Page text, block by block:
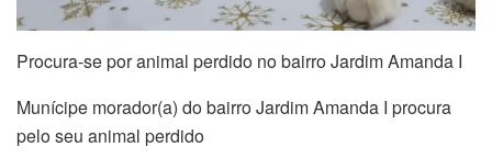
Procura-se por animal perdido no bairro Jardim Amanda I
Munícipe morador(a) do bairro Jardim Amanda I procura
pelo seu animal perdido